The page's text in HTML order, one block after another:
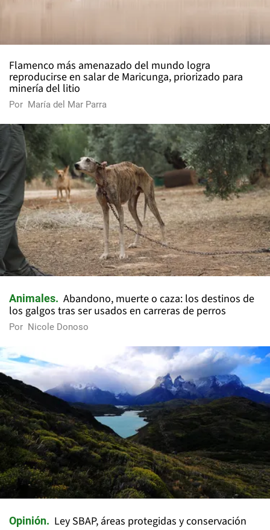
Flamenco más amenazado del mundo logra
reproducirse en salar de Maricunga, priorizado para
minería del litio
Por María del Mar Parra
Animales
Abandono, muerte o caza: los destinos de
los galgos tras ser usados en carreras de perros
Por Nicole Donoso
Opinión Ley SBAP, áreas protegidas y conservación